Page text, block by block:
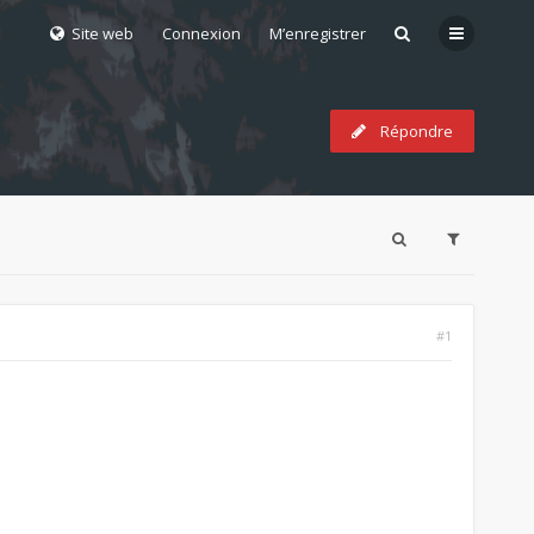
Site web Connexion M’enregistrer
Répondre
#1